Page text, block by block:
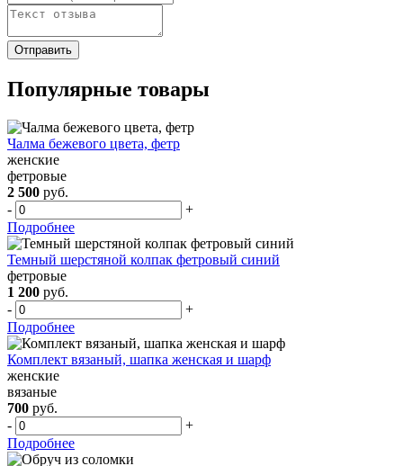
Популярные товары
Чалма бежевого цвета, фетр
женские
фетровые
2 500 руб.
-
+
Подробнее
Темный шерстяной колпак фетровый синий
фетровые
1 200 руб.
-
+
Подробнее
Комплект вязаный, шапка женская и шарф
женские
вязаные
700 руб.
-
+
Подробнее